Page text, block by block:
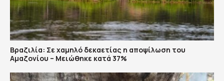
Βραζιλία: Σε χαμηλό δεκαετίας η αποψίλωση του
Αμαζονίου – Μειώθηκε κατά 37%